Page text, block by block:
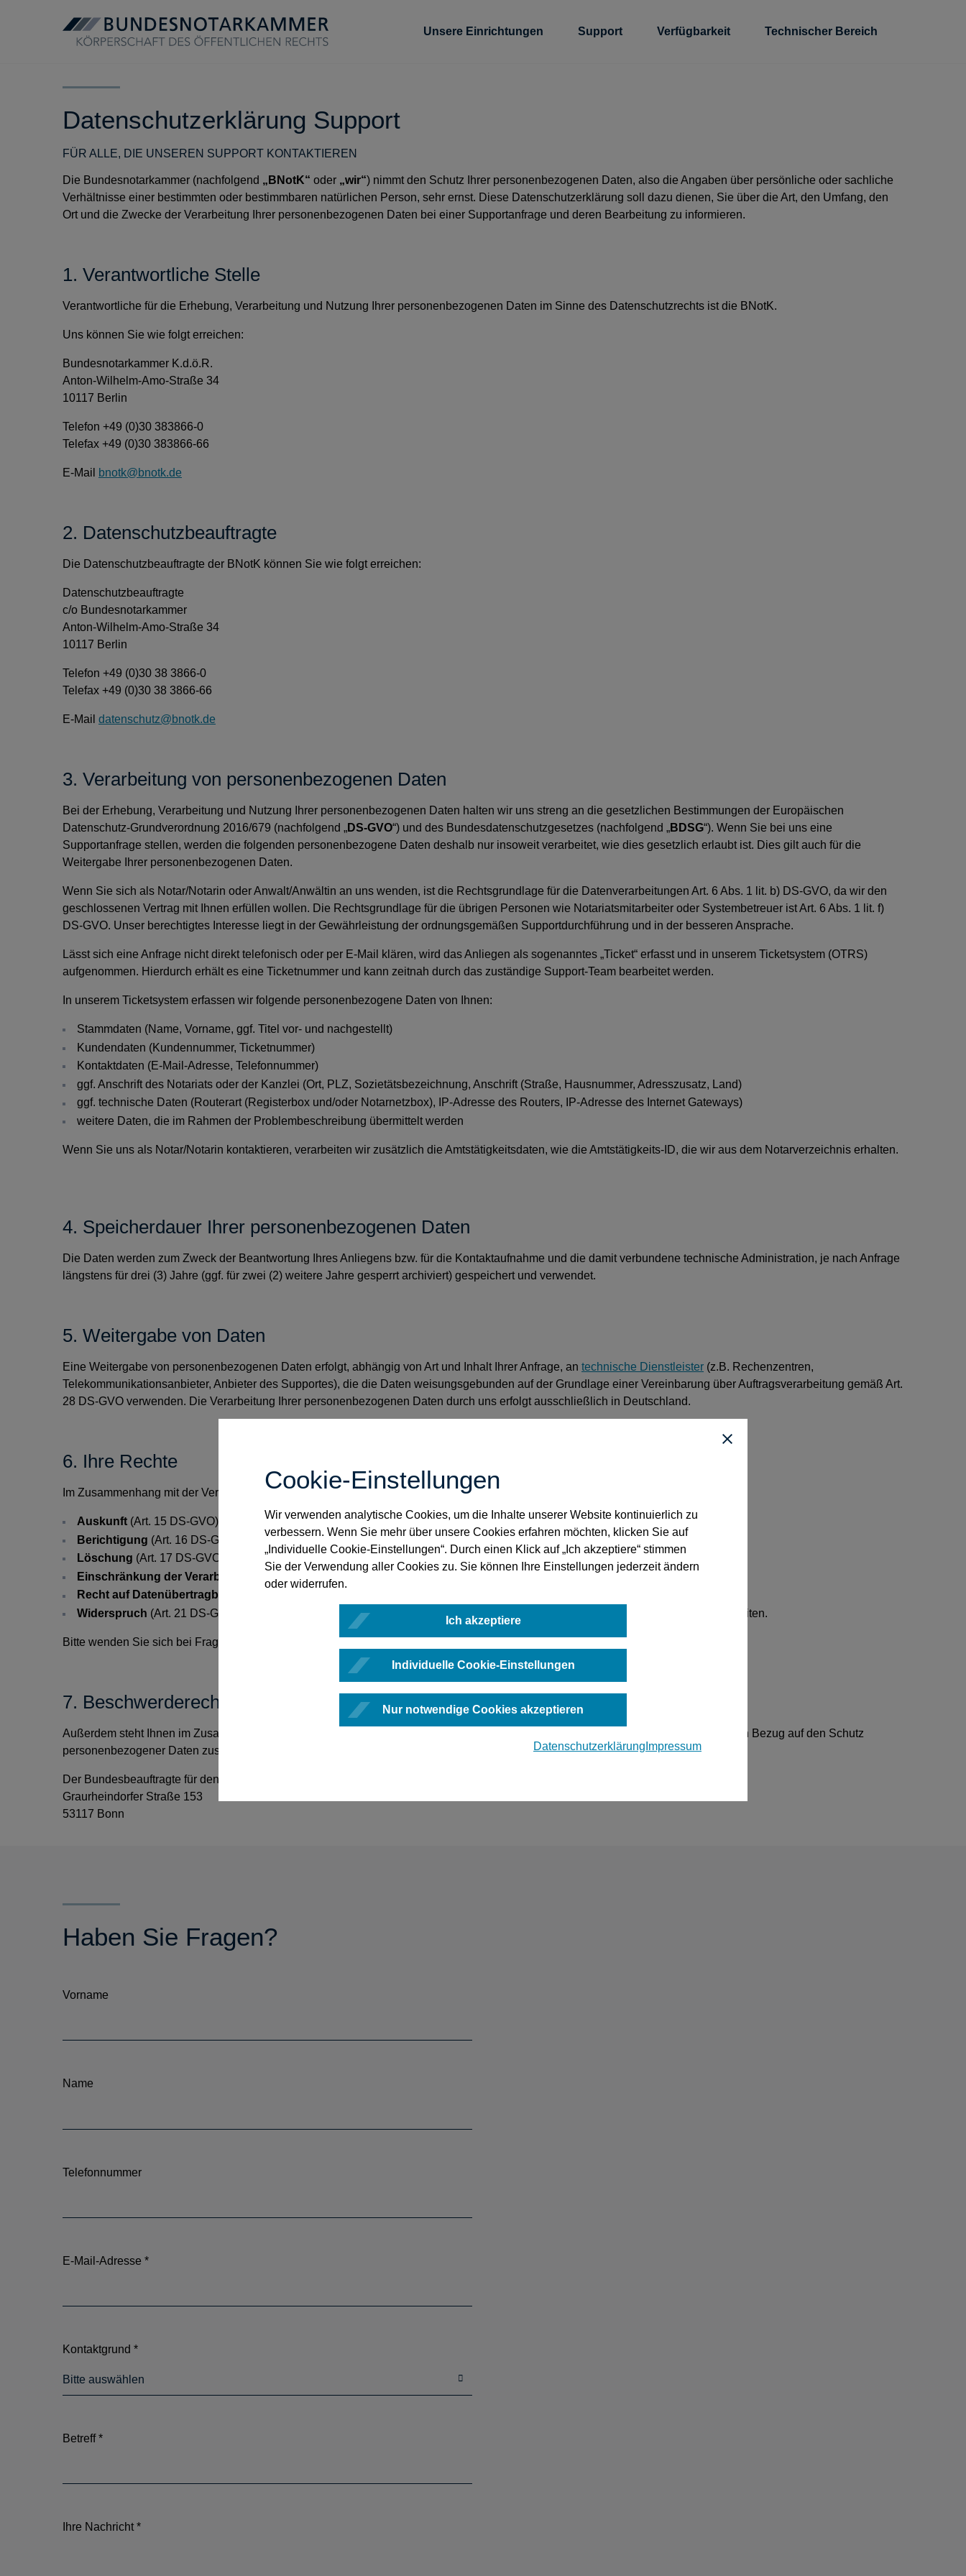
Cookie-Einstellungen
Wir verwenden analytische Cookies, um die Inhalte unserer Website kontinuierlich zu
verbessern. Wenn Sie mehr über unsere Cookies erfahren möchten, klicken Sie auf
„Individuelle Cookie-Einstellungen“. Durch einen Klick auf „Ich akzeptiere“ stimmen
Sie der Verwendung aller Cookies zu. Sie können Ihre Einstellungen jederzeit ändern
oder widerrufen.
Ich akzeptiere
Individuelle Cookie-Einstellungen
Nur notwendige Cookies akzeptieren
Datenschutzerklärung Impressum
Unsere Einrichtungen Support Verfügbarkeit Technischer Bereich
Datenschutzerklärung Support
FÜR ALLE, DIE UNSEREN SUPPORT KONTAKTIEREN
Die Bundesnotarkammer (nachfolgend „BNotK“ oder „wir“) nimmt den Schutz Ihrer personenbezogenen Daten, also die Angaben über persönliche oder sachliche
Verhältnisse einer bestimmten oder bestimmbaren natürlichen Person, sehr ernst. Diese Datenschutzerklärung soll dazu dienen, Sie über die Art, den Umfang, den
Ort und die Zwecke der Verarbeitung Ihrer personenbezogenen Daten bei einer Supportanfrage und deren Bearbeitung zu informieren.
1. Verantwortliche Stelle
Verantwortliche für die Erhebung, Verarbeitung und Nutzung Ihrer personenbezogenen Daten im Sinne des Datenschutzrechts ist die BNotK.
Uns können Sie wie folgt erreichen:
Bundesnotarkammer K.d.ö.R.
Anton-Wilhelm-Amo-Straße 34
10117 Berlin
Telefon +49 (0)30 383866-0
Telefax +49 (0)30 383866-66
E-Mail bnotk@bnotk.de
2. Datenschutzbeauftragte
Die Datenschutzbeauftragte der BNotK können Sie wie folgt erreichen:
Datenschutzbeauftragte
c/o Bundesnotarkammer
Anton-Wilhelm-Amo-Straße 34
10117 Berlin
Telefon +49 (0)30 38 3866-0
Telefax +49 (0)30 38 3866-66
E-Mail datenschutz@bnotk.de
3. Verarbeitung von personenbezogenen Daten
Bei der Erhebung, Verarbeitung und Nutzung Ihrer personenbezogenen Daten halten wir uns streng an die gesetzlichen Bestimmungen der Europäischen
Datenschutz-Grundverordnung 2016/679 (nachfolgend „DS-GVO“) und des Bundesdatenschutzgesetzes (nachfolgend „BDSG“). Wenn Sie bei uns eine
Supportanfrage stellen, werden die folgenden personenbezogene Daten deshalb nur insoweit verarbeitet, wie dies gesetzlich erlaubt ist. Dies gilt auch für die
Weitergabe Ihrer personenbezogenen Daten.
Wenn Sie sich als Notar/Notarin oder Anwalt/Anwältin an uns wenden, ist die Rechtsgrundlage für die Datenverarbeitungen Art. 6 Abs. 1 lit. b) DS-GVO, da wir den
geschlossenen Vertrag mit Ihnen erfüllen wollen. Die Rechtsgrundlage für die übrigen Personen wie Notariatsmitarbeiter oder Systembetreuer ist Art. 6 Abs. 1 lit. f)
DS-GVO. Unser berechtigtes Interesse liegt in der Gewährleistung der ordnungsgemäßen Supportdurchführung und in der besseren Ansprache.
Lässt sich eine Anfrage nicht direkt telefonisch oder per E-Mail klären, wird das Anliegen als sogenanntes „Ticket“ erfasst und in unserem Ticketsystem (OTRS)
aufgenommen. Hierdurch erhält es eine Ticketnummer und kann zeitnah durch das zuständige Support-Team bearbeitet werden.
In unserem Ticketsystem erfassen wir folgende personenbezogene Daten von Ihnen:
Stammdaten (Name, Vorname, ggf. Titel vor- und nachgestellt)
Kundendaten (Kundennummer, Ticketnummer)
Kontaktdaten (E-Mail-Adresse, Telefonnummer)
ggf. Anschrift des Notariats oder der Kanzlei (Ort, PLZ, Sozietätsbezeichnung, Anschrift (Straße, Hausnummer, Adresszusatz, Land)
ggf. technische Daten (Routerart (Registerbox und/oder Notarnetzbox), IP-Adresse des Routers, IP-Adresse des Internet Gateways)
weitere Daten, die im Rahmen der Problembeschreibung übermittelt werden
Wenn Sie uns als Notar/Notarin kontaktieren, verarbeiten wir zusätzlich die Amtstätigkeitsdaten, wie die Amtstätigkeits-ID, die wir aus dem Notarverzeichnis erhalten.
4. Speicherdauer Ihrer personenbezogenen Daten
Die Daten werden zum Zweck der Beantwortung Ihres Anliegens bzw. für die Kontaktaufnahme und die damit verbundene technische Administration, je nach Anfrage
längstens für drei (3) Jahre (ggf. für zwei (2) weitere Jahre gesperrt archiviert) gespeichert und verwendet.
5. Weitergabe von Daten
Eine Weitergabe von personenbezogenen Daten erfolgt, abhängig von Art und Inhalt Ihrer Anfrage, an technische Dienstleister (z.B. Rechenzentren,
Telekommunikationsanbieter, Anbieter des Supportes), die die Daten weisungsgebunden auf der Grundlage einer Vereinbarung über Auftragsverarbeitung gemäß Art.
28 DS-GVO verwenden. Die Verarbeitung Ihrer personenbezogenen Daten durch uns erfolgt ausschließlich in Deutschland.
6. Ihre Rechte
Im Zusammenhang mit der Verarbeitung Ihrer personenbezogenen Daten durch die BNotK bestehen folgende Rechte:
Auskunft (Art. 15 DS-GVO)
Berichtigung (Art. 16 DS-GVO)
Löschung (Art. 17 DS-GVO)
Einschränkung der Verarbeitung
(Art. 18 DS-GVO)
Recht auf Datenübertragbarkeit
Widerspruch (Art. 21 DS-GVO) in den Fällen, in denen wir Ihre personenbezogenen Daten nach Art. 6 Abs. 1 lit. f) DS-GVO verarbeiten.
Bitte wenden Sie sich bei Fragen zu Ihren Rechten oder zu deren Ausübung an
7. Beschwerderecht
Außerdem steht Ihnen im Zusammenhang mit der Verarbeitung Ihrer personenbezogenen Daten ein Beschwerderecht bei der für uns in Bezug auf den Schutz
personenbezogener Daten zuständigen Aufsichtsbehörde zu.
Der Bundesbeauftragte für den Datenschutz und die Informationsfreiheit
Graurheindorfer Straße 153
53117 Bonn
Haben Sie Fragen?
Vorname
Name
Telefonnummer
E-Mail-Adresse *
Kontaktgrund *
Bitte auswählen
Betreff*
Ihre Nachricht *